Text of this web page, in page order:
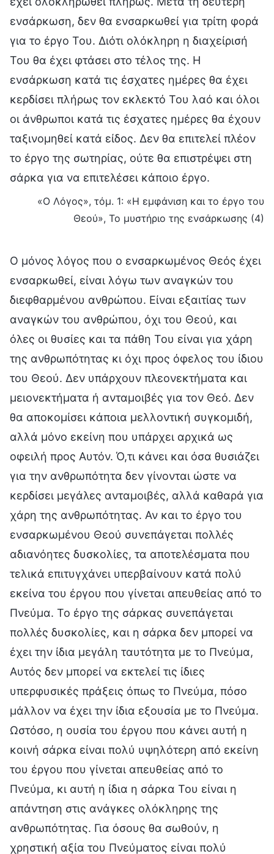
ενσάρκωση, δεν θα ενσαρκωθεί για τρίτη φορά
για το έργο Του. Διότι ολόκληρη η διαχείρισή
Του θα έχει φτάσει στο τέλος της. Η
ενσάρκωση κατά τις έσχατες ημέρες θα έχει
κερδίσει πλήρως τον εκλεκτό Του λαό και όλοι
οι άνθρωποι κατά τις έσχατες ημέρες θα έχουν
ταξινομηθεί κατά είδος. Δεν θα επιτελεί πλέον
το έργο της σωτηρίας, ούτε θα επιστρέψει στη
σάρκα για να επιτελέσει κάποιο έργο.
«Ο Λόγος», τόμ. 1: «Η εμφάνιση και το έργο του
Θεού», Το μυστήριο της ενσάρκωσης (4)
Ο μόνος λόγος που ο ενσαρκωμένος Θεός έχει
ενσαρκωθεί, είναι λόγω των αναγκών του
διεφθαρμένου ανθρώπου. Είναι εξαιτίας των
αναγκών του ανθρώπου, όχι του Θεού, και
όλες οι θυσίες και τα πάθη Του είναι για χάρη
της ανθρωπότητας κι όχι προς όφελος του ίδιου
του Θεού. Δεν υπάρχουν πλεονεκτήματα και
μειονεκτήματα ή ανταμοιβές για τον Θεό. Δεν
θα αποκομίσει κάποια μελλοντική συγκομιδή,
αλλά μόνο εκείνη που υπάρχει αρχικά ως
οφειλή προς Αυτόν. Ό,τι κάνει και όσα θυσιάζει
για την ανθρωπότητα δεν γίνονται ώστε να
κερδίσει μεγάλες ανταμοιβές, αλλά καθαρά για
χάρη της ανθρωπότητας. Αν και το έργο του
ενσαρκωμένου Θεού συνεπάγεται πολλές
αδιανόητες δυσκολίες, τα αποτελέσματα που
τελικά επιτυγχάνει υπερβαίνουν κατά πολύ
εκείνα του έργου που γίνεται απευθείας από το
Πνεύμα. Το έργο της σάρκας συνεπάγεται
πολλές δυσκολίες, και η σάρκα δεν μπορεί να
έχει την ίδια μεγάλη ταυτότητα με το Πνεύμα,
Αυτός δεν μπορεί να εκτελεί τις ίδιες
υπερφυσικές πράξεις όπως το Πνεύμα, πόσο
μάλλον να έχει την ίδια εξουσία με το Πνεύμα.
Ωστόσο, η ουσία του έργου που κάνει αυτή η
κοινή σάρκα είναι πολύ υψηλότερη από εκείνη
του έργου που γίνεται απευθείας από το
Πνεύμα, κι αυτή η ίδια η σάρκα Του είναι η
απάντηση στις ανάγκες ολόκληρης της
ανθρωπότητας. Για όσους θα σωθούν, η
χρηστική αξία του Πνεύματος είναι πολύ